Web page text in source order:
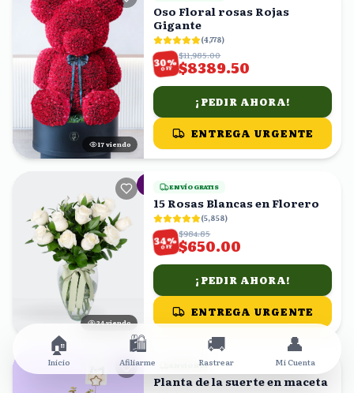
16 viendo
Oso Floral rosas Rojas
Gigante
(4,778)
30%
OFF
$11,985.00
$8389.50
¡PEDIR AHORA!
ENTREGA URGENTE
25viendo
ENVÍO GRATIS
15 Rosas Blancas en Florero
(5,858)
34%
OFF
$984.85
$650.00
¡PEDIR AHORA!
ENTREGA URGENTE
ENVÍO HOY
Planta de la suerte en maceta
🏠
Inicio
🛍️
Afiliarme
🚚
Rastrear
👤
Mi Cuenta